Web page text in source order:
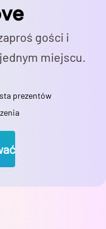
gości i
miejscu.
prezentów